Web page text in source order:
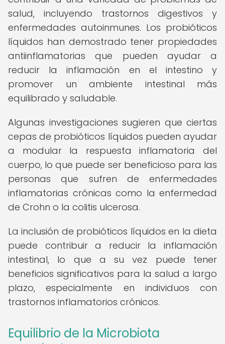
salud, incluyendo trastornos digestivos y
enfermedades autoinmunes. Los probióticos
líquidos han demostrado tener propiedades
antiinflamatorias que pueden ayudar a
reducir la inflamación en el intestino y
promover un ambiente intestinal más
equilibrado y saludable.
Algunas investigaciones sugieren que ciertas
cepas de probióticos líquidos pueden ayudar
a modular la respuesta inflamatoria del
cuerpo, lo que puede ser beneficioso para las
personas que sufren de enfermedades
inflamatorias crónicas como la enfermedad
de Crohn o la colitis ulcerosa.
La inclusión de probióticos líquidos en la dieta
puede contribuir a reducir la inflamación
intestinal, lo que a su vez puede tener
beneficios significativos para la salud a largo
plazo, especialmente en individuos con
trastornos inflamatorios crónicos.
Equilibrio de la Microbiota